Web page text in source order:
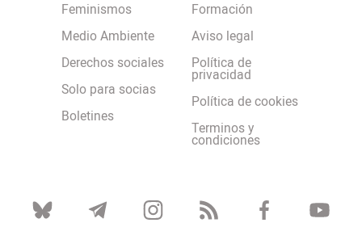
Feminismos
Medio Ambiente
Derechos sociales
Solo para socias
Boletines
Formación
Aviso legal
Política de
privacidad
Política de cookies
Terminos y
condiciones